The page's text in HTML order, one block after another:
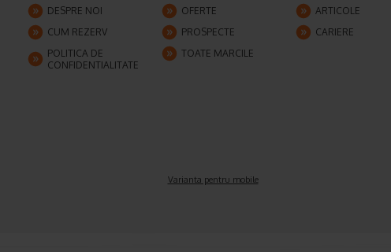
DESPRE NOI OFERTE
ARTICOLE
CUM REZERV
PROSPECTE
CARIERE
POLITICA DE
CONFIDENTIALITATE
TOATE MARCILE
Varianta pentru mobile